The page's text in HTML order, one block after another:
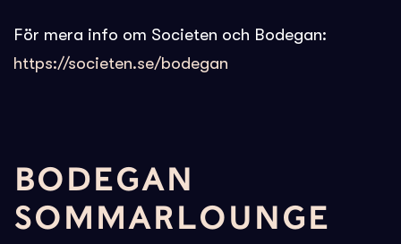
För mera info om Societen och Bodegan:
https://societen.se/bodegan
BODEGAN
SOMMARLOUNGE